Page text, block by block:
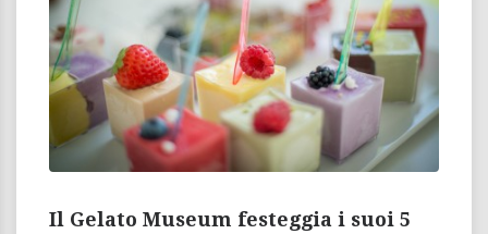
Il Gelato Museum festeggia i suoi 5